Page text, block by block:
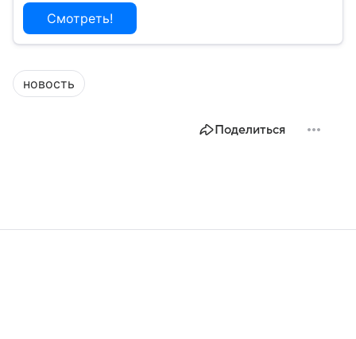
Смотреть!
новость
Поделиться